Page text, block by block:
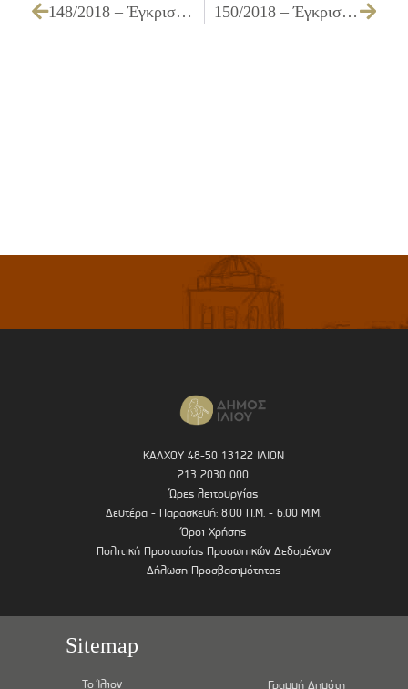
148/2018 – Έγκριση πίστωσης για την «Προμήθεια σκουπών και φαρασιών του τμήματος σχεδιασμού αποκομιδής απορριμμάτων» 150/2018 – Έγκριση πίστωσης που αφορά στην «Προμήθεια γραφικής ύλης και φωτοαντιγραφικού χαρτιού, για το Διευρυμένο Κέντρο Κοινότητας Δήμου Ιλίου, έτους 2018»
ΚΑΛΧΟΥ 48-50 13122 ΙΛΙΟΝ
213 2030 000
Ώρες λειτουργίας
Δευτέρα - Παρασκευή: 8.00 Π.Μ. - 6.00 Μ.Μ.
Όροι Χρήσης
Πολιτική Προστασίας Προσωπικών Δεδομένων
Δήλωση Προσβασιμότητας
Sitemap
Το Ίλιον Γραμμή Δημότη